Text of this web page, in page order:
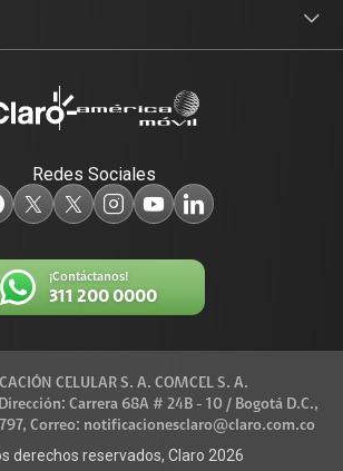
Redes Sociales
¡Contáctanos!
311 200 0000
CELULAR S. A. COMCEL S. A.
Carrera 68A # 24B - 10 / Bogotá D.C.,
Correo: notificacionesclaro@claro.com.co
derechos reservados, Claro 2026